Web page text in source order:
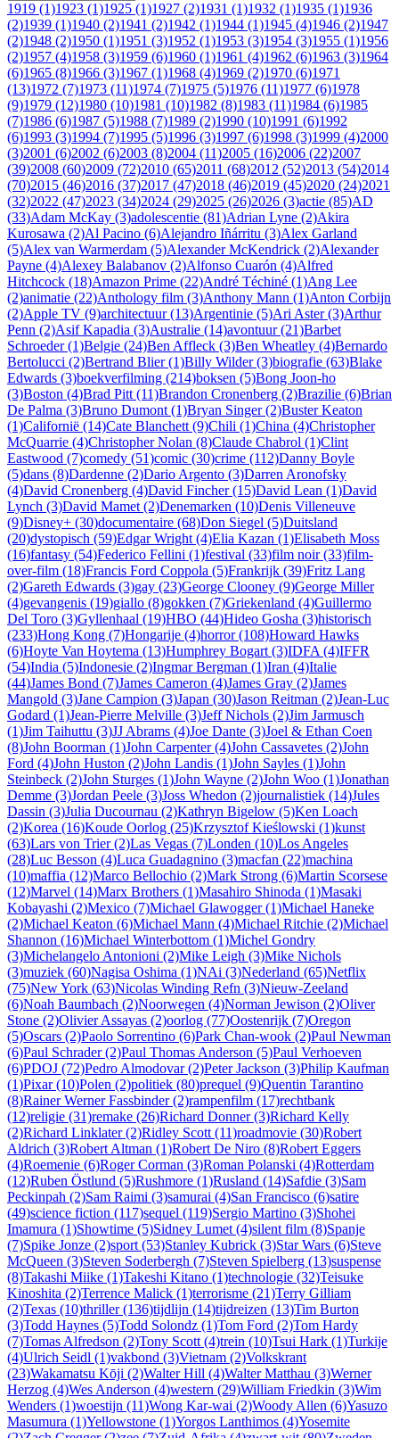
1919 (1)1923 (1)1925 (1)1927 (2)1931 (1)1932 (1)1935 (1)1936
(2)1939 (1)1940 (2)1941 (2)1942 (1)1944 (1)1945 (4)1946 (2)1947
(2)1948 (2)1950 (1)1951 (3)1952 (1)1953 (3)1954 (3)1955 (1)1956
(2)1957 (4)1958 (3)1959 (6)1960 (1)1961 (4)1962 (6)1963 (3)1964
(6)1965 (8)1966 (3)1967 (1)1968 (4)1969 (2)1970 (6)1971
(13)1972 (7)1973 (11)1974 (7)1975 (5)1976 (11)1977 (6)1978
(9)1979 (12)1980 (10)1981 (10)1982 (8)1983 (11)1984 (6)1985
(7)1986 (6)1987 (5)1988 (7)1989 (2)1990 (10)1991 (6)1992
(6)1993 (3)1994 (7)1995 (5)1996 (3)1997 (6)1998 (3)1999 (4)2000
(3)2001 (6)2002 (6)2003 (8)2004 (11)2005 (16)2006 (22)2007
(39)2008 (60)2009 (72)2010 (65)2011 (68)2012 (52)2013 (54)2014
(70)2015 (46)2016 (37)2017 (47)2018 (46)2019 (45)2020 (24)2021
(32)2022 (47)2023 (34)2024 (29)2025 (26)2026 (3)actie (85)AD
(33)Adam McKay (3)adolescentie (81)Adrian Lyne (2)Akira
Kurosawa (2)Al Pacino (6)Alejandro Iñárritu (3)Alex Garland
(5)Alex van Warmerdam (5)Alexander McKendrick (2)Alexander
Payne (4)Alexey Balabanov (2)Alfonso Cuarón (4)Alfred
Hitchcock (18)Amazon Prime (22)André Téchiné (1)Ang Lee
(2)animatie (22)Anthology film (3)Anthony Mann (1)Anton Corbijn
(2)Apple TV (9)architectuur (13)Argentinie (5)Ari Aster (3)Arthur
Penn (2)Asif Kapadia (3)Australie (14)avontuur (21)Barbet
Schroeder (1)Belgie (24)Ben Affleck (3)Ben Wheatley (4)Bernardo
Bertolucci (2)Bertrand Blier (1)Billy Wilder (3)biografie (63)Blake
Edwards (3)boekverfilming (214)boksen (5)Bong Joon-ho
(3)Boston (4)Brad Pitt (11)Brandon Cronenberg (2)Brazilie (6)Brian
De Palma (3)Bruno Dumont (1)Bryan Singer (2)Buster Keaton
(1)Californië (14)Cate Blanchett (9)Chili (1)China (4)Christopher
McQuarrie (4)Christopher Nolan (8)Claude Chabrol (1)Clint
Eastwood (7)comedy (51)comic (30)crime (112)Danny Boyle
(5)dans (8)Dardenne (2)Dario Argento (3)Darren Aronofsky
(4)David Cronenberg (4)David Fincher (15)David Lean (1)David
Lynch (3)David Mamet (2)Denemarken (10)Denis Villeneuve
(9)Disney+ (30)documentaire (68)Don Siegel (5)Duitsland
(20)dystopisch (59)Edgar Wright (4)Elia Kazan (1)Elisabeth Moss
(16)fantasy (54)Federico Fellini (1)festival (33)film noir (33)film-
over-film (18)Francis Ford Coppola (5)Frankrijk (39)Fritz Lang
(2)Gareth Edwards (3)gay (23)George Clooney (9)George Miller
(4)gevangenis (19)giallo (8)gokken (7)Griekenland (4)Guillermo
Del Toro (3)Gyllenhaal (19)HBO (44)Hideo Gosha (3)historisch
(233)Hong Kong (7)Hongarije (4)horror (108)Howard Hawks
(6)Hoyte Van Hoytema (13)Humphrey Bogart (3)IDFA (4)IFFR
(54)India (5)Indonesie (2)Ingmar Bergman (1)Iran (4)Italie
(44)James Bond (7)James Cameron (4)James Gray (2)James
Mangold (3)Jane Campion (3)Japan (30)Jason Reitman (2)Jean-Luc
Godard (1)Jean-Pierre Melville (3)Jeff Nichols (2)Jim Jarmusch
(1)Jim Taihuttu (3)JJ Abrams (4)Joe Dante (3)Joel & Ethan Coen
(8)John Boorman (1)John Carpenter (4)John Cassavetes (2)John
Ford (4)John Huston (2)John Landis (1)John Sayles (1)John
Steinbeck (2)John Sturges (1)John Wayne (2)John Woo (1)Jonathan
Demme (3)Jordan Peele (3)Joss Whedon (2)journalistiek (14)Jules
Dassin (3)Julia Ducournau (2)Kathryn Bigelow (5)Ken Loach
(2)Korea (16)Koude Oorlog (25)Krzysztof Kieślowski (1)kunst
(63)Lars von Trier (2)Las Vegas (7)Londen (10)Los Angeles
(28)Luc Besson (4)Luca Guadagnino (3)macfan (22)machina
(10)maffia (12)Marco Bellochio (2)Mark Strong (6)Martin Scorsese
(12)Marvel (14)Marx Brothers (1)Masahiro Shinoda (1)Masaki
Kobayashi (2)Mexico (7)Michael Glawogger (1)Michael Haneke
(2)Michael Keaton (6)Michael Mann (4)Michael Ritchie (2)Michael
Shannon (16)Michael Winterbottom (1)Michel Gondry
(3)Michelangelo Antonioni (2)Mike Leigh (3)Mike Nichols
(3)muziek (60)Nagisa Oshima (1)NAi (3)Nederland (65)Netflix
(75)New York (63)Nicolas Winding Refn (3)Nieuw-Zeeland
(6)Noah Baumbach (2)Noorwegen (4)Norman Jewison (2)Oliver
Stone (2)Olivier Assayas (2)oorlog (77)Oostenrijk (7)Oregon
(5)Oscars (2)Paolo Sorrentino (6)Park Chan-wook (2)Paul Newman
(6)Paul Schrader (2)Paul Thomas Anderson (5)Paul Verhoeven
(6)PDOJ (72)Pedro Almodovar (2)Peter Jackson (3)Philip Kaufman
(1)Pixar (10)Polen (2)politiek (80)prequel (9)Quentin Tarantino
(8)Rainer Werner Fassbinder (2)rampenfilm (17)rechtbank
(12)religie (31)remake (26)Richard Donner (3)Richard Kelly
(2)Richard Linklater (2)Ridley Scott (11)roadmovie (30)Robert
Aldrich (3)Robert Altman (1)Robert De Niro (8)Robert Eggers
(4)Roemenie (6)Roger Corman (3)Roman Polanski (4)Rotterdam
(12)Ruben Östlund (5)Rushmore (1)Rusland (14)Safdie (3)Sam
Peckinpah (2)Sam Raimi (3)samurai (4)San Francisco (6)satire
(49)science fiction (117)sequel (119)Sergio Martino (3)Shohei
Imamura (1)Showtime (5)Sidney Lumet (4)silent film (8)Spanje
(7)Spike Jonze (2)sport (53)Stanley Kubrick (3)Star Wars (6)Steve
McQueen (3)Steven Soderbergh (7)Steven Spielberg (13)suspense
(8)Takashi Miike (1)Takeshi Kitano (1)technologie (32)Teisuke
Kinoshita (2)Terrence Malick (1)terrorisme (21)Terry Gilliam
(2)Texas (10)thriller (136)tijdlijn (14)tijdreizen (13)Tim Burton
(3)Todd Haynes (5)Todd Solondz (1)Tom Ford (2)Tom Hardy
(7)Tomas Alfredson (2)Tony Scott (4)trein (10)Tsui Hark (1)Turkije
(4)Ulrich Seidl (1)vakbond (3)Vietnam (2)Volkskrant
(23)Wakamatsu Kōji (2)Walter Hill (4)Walter Matthau (3)Werner
Herzog (4)Wes Anderson (4)western (29)William Friedkin (3)Wim
Wenders (1)woestijn (11)Wong Kar-wai (2)Woody Allen (6)Yasuzo
Masumura (1)Yellowstone (1)Yorgos Lanthimos (4)Yosemite